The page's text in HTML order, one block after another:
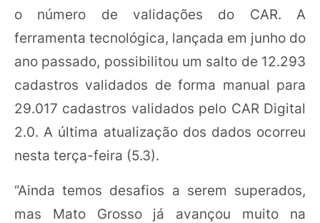
o número de validações do CAR. A
ferramenta tecnológica, lançada em junho do
ano passado, possibilitou um salto de 12.293
cadastros validados de forma manual para
29.017 cadastros validados pelo CAR Digital
2.0. A última atualização dos dados ocorreu
nesta terça-feira (5.3).
“Ainda temos desafios a serem superados,
mas Mato Grosso já avançou muito na